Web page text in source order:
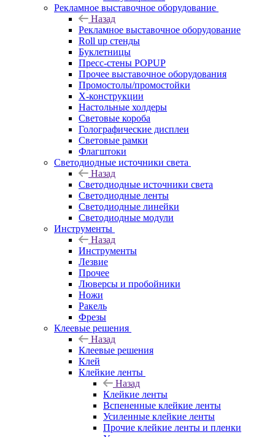
Рекламное выставочное оборудование
Назад
Рекламное выставочное оборудование
Roll up стенды
Буклетницы
Пресс-стены POPUP
Прочее выставочное оборудования
Промостолы/промостойки
Х-конструкции
Настольные холдеры
Световые короба
Голографические дисплеи
Световые рамки
Флагштоки
Светодиодные источники света
Назад
Светодиодные источники света
Светодиодные ленты
Светодиодные линейки
Светодиодные модули
Инструменты
Назад
Инструменты
Лезвие
Прочее
Люверсы и пробойники
Ножи
Ракель
Фрезы
Клеевые решения
Назад
Клеевые решения
Клей
Клейкие ленты
Назад
Клейкие ленты
Вспененные клейкие ленты
Усиленные клейкие ленты
Прочие клейкие ленты и пленки